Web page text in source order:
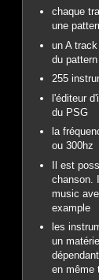
chaque
une
un A
du
255
l'éditeur
du PSG
la
ou 300hz
Il est
chanson.
music
example
les
un
en même